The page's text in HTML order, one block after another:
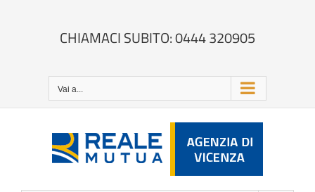
CHIAMACI SUBITO: 0444 320905
Vai a...